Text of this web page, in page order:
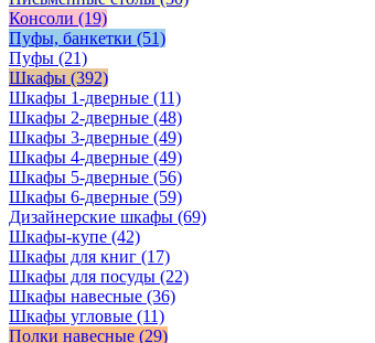
Консоли (19)
Пуфы, банкетки (51)
Пуфы (21)
Шкафы (392)
Шкафы 1-дверные (11)
Шкафы 2-дверные (48)
Шкафы 3-дверные (49)
Шкафы 4-дверные (49)
Шкафы 5-дверные (56)
Шкафы 6-дверные (59)
Дизайнерские шкафы (69)
Шкафы-купе (42)
Шкафы для книг (17)
Шкафы для посуды (22)
Шкафы навесные (36)
Шкафы угловые (11)
Полки навесные (29)